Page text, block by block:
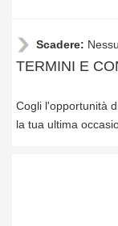
Scadere:
TERMINI E
Cogli l'opportunità
la tua ultima